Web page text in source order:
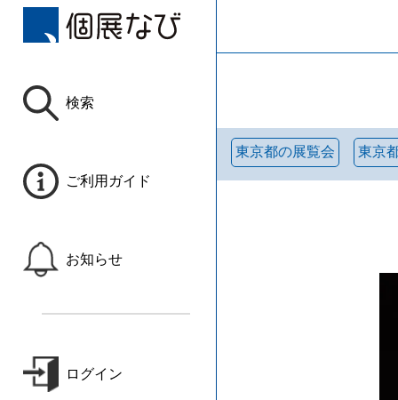
検索
ご利用ガイド
お知らせ
ログイン
東京都の展覧会 東京